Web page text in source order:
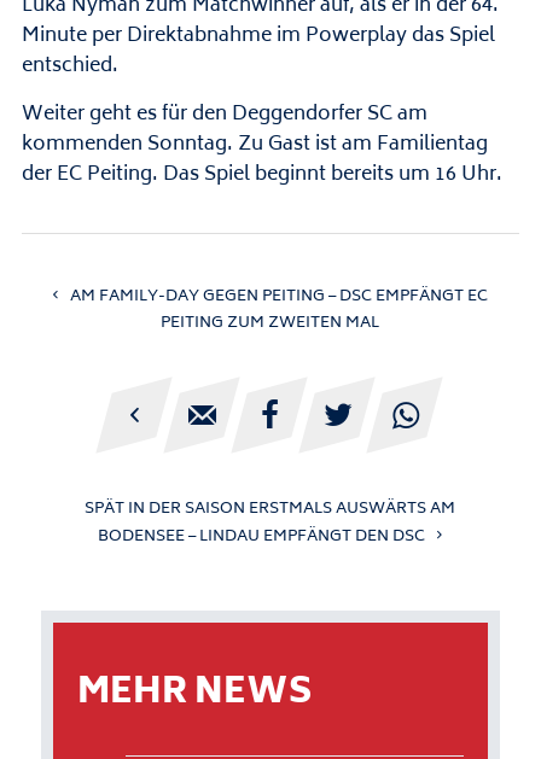
Minute per Direktabnahme im Powerplay das Spiel
entschied.
Weiter geht es für den Deggendorfer SC am
kommenden Sonntag. Zu Gast ist am Familientag
der EC Peiting. Das Spiel beginnt bereits um 16 Uhr.
AM FAMILY-DAY GEGEN PEITING – DSC EMPFÄNGT EC
PEITING ZUM ZWEITEN MAL
    
SPÄT IN DER SAISON ERSTMALS AUSWÄRTS AM
BODENSEE – LINDAU EMPFÄNGT DEN DSC
MEHR NEWS